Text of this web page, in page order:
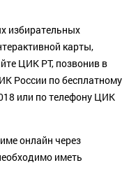
избирательных
карты,
ЦИК РТ, позвонив в
России по бесплатному
или по телефону ЦИК
онлайн через
иметь